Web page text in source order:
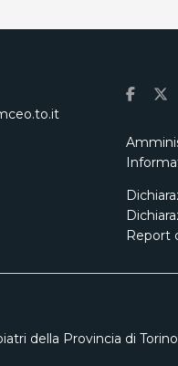
Report
della Provincia di Torino